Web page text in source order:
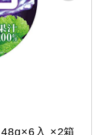
入 ×2箱